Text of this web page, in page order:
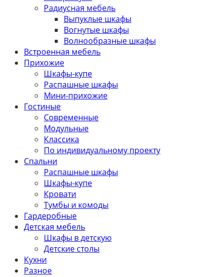
Радиусная мебель
Выпуклые шкафы
Вогнутые шкафы
Волнообразные шкафы
Встроенная мебель
Прихожие
Шкафы-купе
Распашные шкафы
Мини-прихожие
Гостиные
Современные
Модульные
Классика
По индивидуальному проекту
Спальни
Распашные шкафы
Шкафы-купе
Кровати
Тумбы и комоды
Гардеробные
Детская мебель
Шкафы в детскую
Детские столы
Кухни
Разное